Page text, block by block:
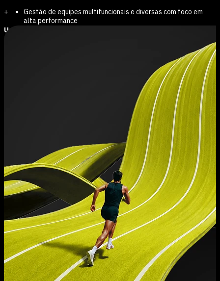
Gestão de equipes multifuncionais e diversas com foco em
alta performance
+
Use dados, inovação e inteligência artificial para tomar
decisões mais ágeis
Adaptabilidade e delegação: equilibre velocidade e entrega
Estratégias de inovação e transformação digital
Inteligência artificial para produtividade em projetos